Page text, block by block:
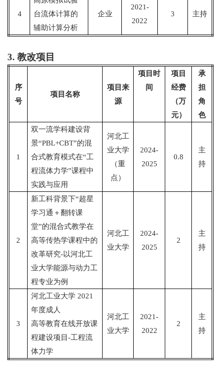
4
台流体计算的
辅助计算分析
企业
2021-
2022
3 主持
3. 教改项目
序
号
项目名称
项目来
源
项目时
间
项目
经费
（万
元）
承
担
角
色
1
双一流学科建设背
景“PBL+CBT”的混
合式教育模式在“工
程流体力学”课程中
实践与应用
河北工
业大学
（重
点）
2024-
2025
0.8
主
持
2
新工科背景下“超星
学习通＋翻转课
堂”的混合式教学在
高等传热学课程中的
改革研究-以河北工
业大学能源与动力工
程专业为例
河北工
业大学
2024-
2025
2
主
持
3
河北工业大学 2021
年度成人
高等教育在线开放课
程建设项目 -工程流
体力学
河北工
业大学
2021-
2022
2
主
持